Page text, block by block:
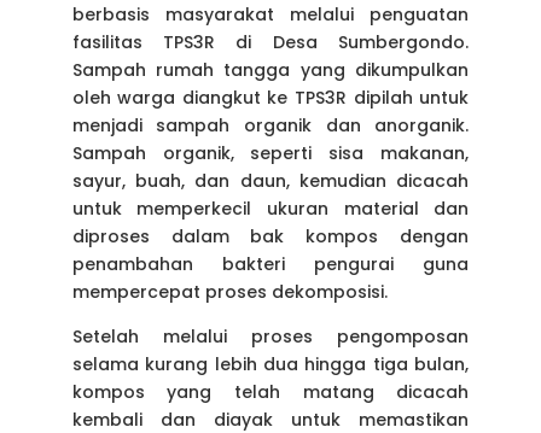
berbasis masyarakat melalui penguatan
fasilitas TPS3R di Desa Sumbergondo.
Sampah rumah tangga yang dikumpulkan
oleh warga diangkut ke TPS3R dipilah untuk
menjadi sampah organik dan anorganik.
Sampah organik, seperti sisa makanan,
sayur, buah, dan daun, kemudian dicacah
untuk memperkecil ukuran material dan
diproses dalam bak kompos dengan
penambahan bakteri pengurai guna
mempercepat proses dekomposisi.
Setelah melalui proses pengomposan
selama kurang lebih dua hingga tiga bulan,
kompos yang telah matang dicacah
kembali dan diayak untuk memastikan